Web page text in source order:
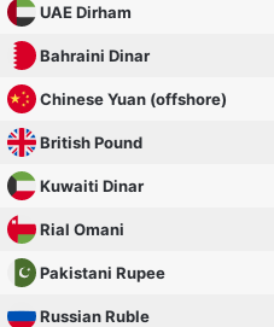
UAE Dirham
Bahraini Dinar
Chinese Yuan (offshore)
British Pound
Kuwaiti Dinar
Rial Omani
Pakistani Rupee
Russian Ruble